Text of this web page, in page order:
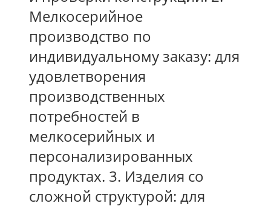
Мелкосерийное
производство по
индивидуальному заказу: для
удовлетворения
производственных
потребностей в
мелкосерийных и
персонализированных
продуктах. 3. Изделия со
сложной структурой: для